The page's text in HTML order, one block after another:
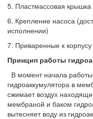
5. Пластмассовая крышка
6. Крепление насоса
исполнении)
7. Приваренные к
Принцип работы
В момент начала
гидроаккумулятора в
сжимает воздух
мембраной и баком
вытесняет воду из